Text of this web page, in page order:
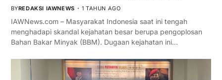
BYREDAKSI IAWNEWS 1 TAHUN AGO
IAWNews.com – Masyarakat Indonesia saat ini tengah
menghadapi skandal kejahatan besar berupa pengoplosan
Bahan Bakar Minyak (BBM). Dugaan kejahatan ini…